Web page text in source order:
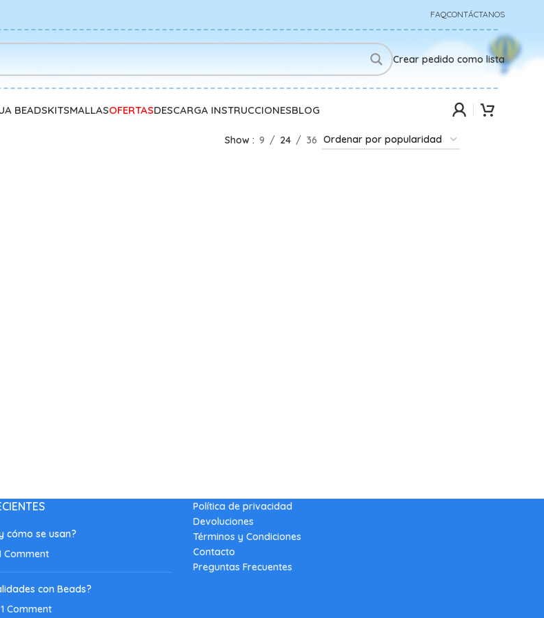
FAQCONTÁCTANOS
Crear pedido como lista
BEADSKITSMALLASOFERTASDESCARGA INSTRUCCIONESBLOG
Show 9 24 36
cómo se usan?
Comment
con Beads?
1 Comment
Política de privacidad
Devoluciones
Términos y Condiciones
Contacto
Preguntas Frecuentes